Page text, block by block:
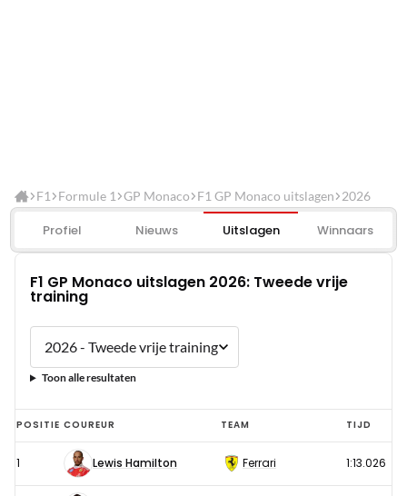
F1 Formule 1 GP Monaco F1 GP Monaco uitslagen 2026
Profiel Nieuws Uitslagen Winnaars
F1 GP Monaco uitslagen 2026: Tweede vrije
training
Toon alle resultaten
F1
GP
Monaco
POSITIE COUREUR TEAM TIJD
1 Lewis Hamilton Ferrari 1:13.026